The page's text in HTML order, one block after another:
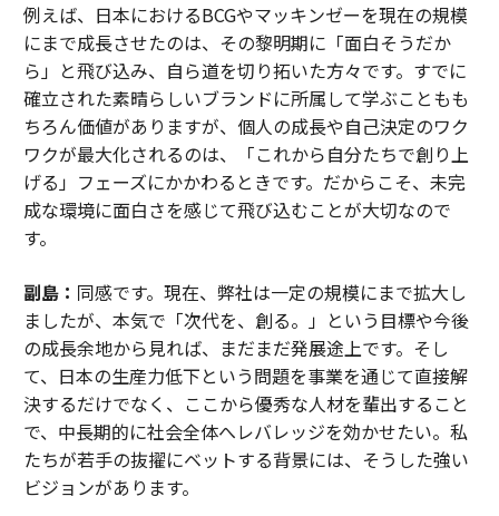
例えば、日本におけるBCGやマッキンゼーを現在の規模
にまで成長させたのは、その黎明期に「面白そうだか
ら」と飛び込み、自ら道を切り拓いた方々です。すでに
確立された素晴らしいブランドに所属して学ぶこともも
ちろん価値がありますが、個人の成長や自己決定のワク
ワクが最大化されるのは、「これから自分たちで創り上
げる」フェーズにかかわるときです。だからこそ、未完
成な環境に面白さを感じて飛び込むことが大切なので
す。
副島： 同感です。現在、弊社は一定の規模にまで拡大し
ましたが、本気で「次代を、創る。」という目標や今後
の成長余地から見れば、まだまだ発展途上です。そし
て、日本の生産力低下という問題を事業を通じて直接解
決するだけでなく、ここから優秀な人材を輩出すること
で、中長期的に社会全体へレバレッジを効かせたい。私
たちが若手の抜擢にベットする背景には、そうした強い
ビジョンがあります。